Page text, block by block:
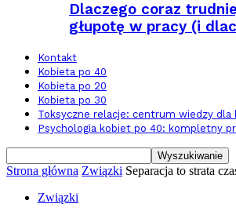
Dlaczego coraz
głupotę w pracy (i
Kontakt
Kobieta po 40
Kobieta po 20
Kobieta po 30
Toksyczne relacje: centrum wiedzy dla
Psychologia kobiet po 40: kompletny
Strona główna Związki Separacja to strata
Związki